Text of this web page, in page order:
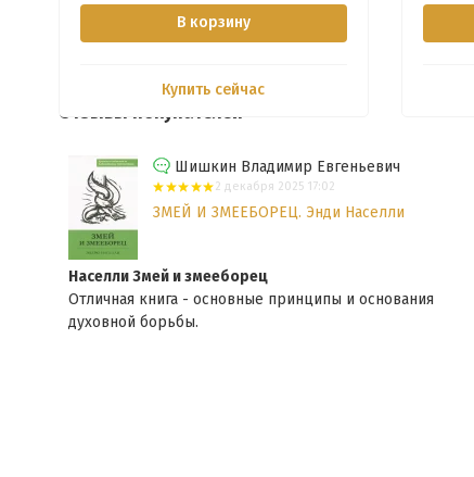
В корзину
Купить сейчас
Отзывы покупателей
Шишкин Владимир Евгеньевич
2 декабря 2025 17:02
ЗМЕЙ И ЗМЕЕБОРЕЦ. Энди Населли
Населли Змей и змееборец
Отличная книга - основные принципы и основания
духовной борьбы.